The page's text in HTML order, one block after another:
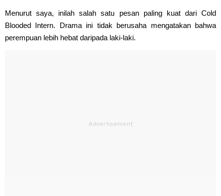
Menurut saya, inilah salah satu pesan paling kuat dari Cold
Blooded Intern. Drama ini tidak berusaha mengatakan bahwa
perempuan lebih hebat daripada laki-laki.